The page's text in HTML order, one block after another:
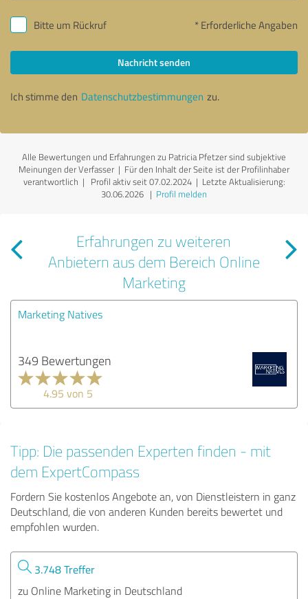
Bitte um Rückruf * Erforderliche Angaben
Nachricht senden
Ich stimme den Datenschutzbestimmungen zu.
Alle Bewertungen und Erfahrungen zu Patricia Pfetzer sind subjektive
Meinungen der Verfasser | Für den Inhalt der Seite ist der Profilinhaber
verantwortlich | Profil aktiv seit 07.02.2024 | Letzte Aktualisierung:
30.06.2026 | Profil melden
Erfahrungen zu weiteren
Anbietern aus dem Bereich Online
Marketing
Marketing Natives
349 Bewertungen
4.95 von 5
Tipp: Die passenden Experten finden - mit
dem ExpertCompass
Fordern Sie kostenlos Angebote an, von Dienstleistern in ganz
Deutschland, die von anderen Kunden bereits bewertet und
empfohlen wurden.
3.748 Treffer
zu Online Marketing in Deutschland